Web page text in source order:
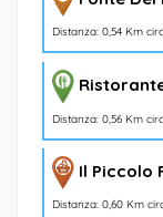
Distanza: 0,54 Km
Distanza: 0,56 Km
Il Piccolo
Distanza: 0,60 Km